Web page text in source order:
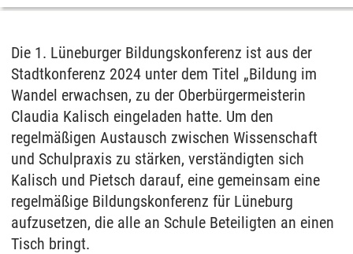
Die 1. Lüneburger Bildungskonferenz ist aus der
Stadtkonferenz 2024 unter dem Titel „Bildung im
Wandel erwachsen, zu der Oberbürgermeisterin
Claudia Kalisch eingeladen hatte. Um den
regelmäßigen Austausch zwischen Wissenschaft
und Schulpraxis zu stärken, verständigten sich
Kalisch und Pietsch darauf, eine gemeinsam eine
regelmäßige Bildungskonferenz für Lüneburg
aufzusetzen, die alle an Schule Beteiligten an einen
Tisch bringt.